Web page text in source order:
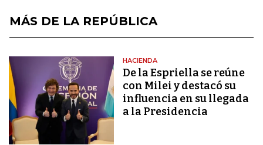
MÁS DE LA REPÚBLICA
HACIENDA
De la Espriella se reúne
con Milei y destacó su
influencia en su llegada
a la Presidencia